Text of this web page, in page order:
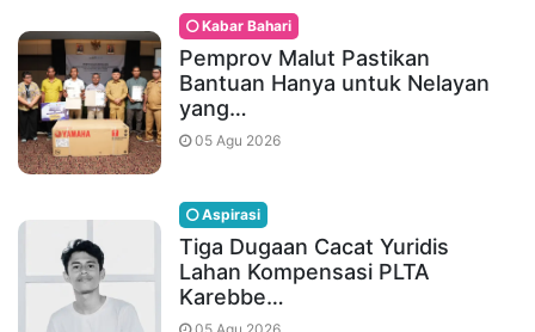
Kabar Bahari
Pemprov Malut Pastikan
Bantuan Hanya untuk Nelayan
yang…
05 Agu 2026
Aspirasi
Tiga Dugaan Cacat Yuridis
Lahan Kompensasi PLTA
Karebbe…
05 Agu 2026